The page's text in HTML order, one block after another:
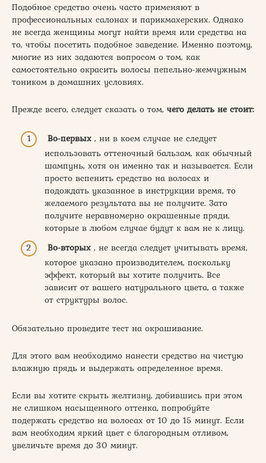
Подобное средство очень часто применяют в
профессиональных салонах и парикмахерских. Однако
не всегда женщины могут найти время или средства на
то, чтобы посетить подобное заведение. Именно поэтому,
многие из них задаются вопросом о том, как
самостоятельно окрасить волосы пепельно-жемчужным
тоником в домашних условиях.
Прежде всего, следует сказать о том, чего делать не стоит:
Во-первых , ни в коем случае не следует
использовать оттеночный бальзам, как обычный
шампунь, хотя он именно так и называется. Если
просто вспенить средство на волосах и
подождать указанное в инструкции время, то
желаемого результата вы не получите. Зато
получите неравномерно окрашенные пряди,
которые в любом случае будут к вам не к лицу.
Во-вторых , не всегда следует учитывать время,
которое указано производителем, поскольку
эффект, который вы хотите получить. Все
зависит от вашего натурального цвета, а также
от структуры волос.
Обязательно проведите тест на окрашивание.
Для этого вам необходимо нанести средство на чистую
влажную прядь и выдержать определенное время.
Если вы хотите скрыть желтизну, добившись при этом
не слишком насыщенного оттенка, попробуйте
подержать средство на волосах от 10 до 15 минут. Если
вам необходим яркий цвет с благородным отливом,
увеличьте время до 30 минут.